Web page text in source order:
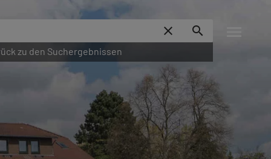
close
search
zu den Suchergebnissen